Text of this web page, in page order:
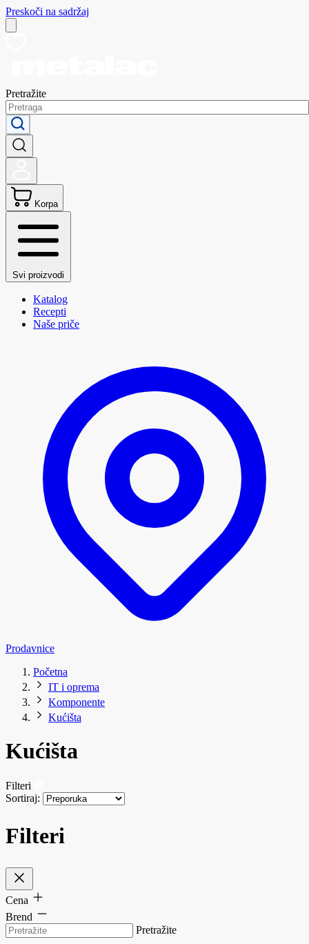
Preskoči na sadržaj
Pretražite
Korpa
Svi proizvodi
Katalog
Recepti
Naše priče
Prodavnice
Početna
IT i oprema
Komponente
Kućišta
Kućišta
Filteri
Sortiraj:
Filteri
Cena
Brend
Pretražite